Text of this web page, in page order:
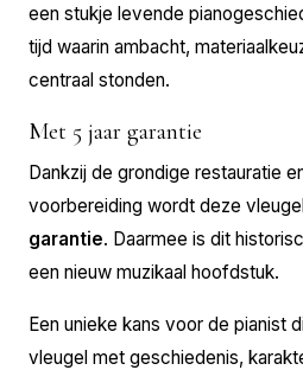
een stukje levende
tijd waarin ambacht,
centraal stonden.
Met 5 jaar garantie
Dankzij de grondige restauratie
voorbereiding wordt deze
garantie. Daarmee is dit
een nieuw muzikaal hoofdstuk.
Een unieke kans voor de pianist
vleugel met geschiedenis,